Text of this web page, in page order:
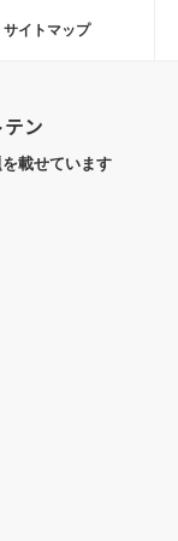
サイトマップ
ン
載せています